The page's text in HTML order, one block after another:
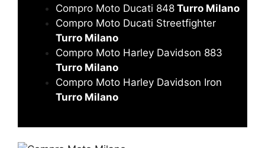
Compro Moto Ducati 848 Turro Milano
Compro Moto Ducati Streetfighter
Turro Milano
Compro Moto Harley Davidson 883
Turro Milano
Compro Moto Harley Davidson Iron
Turro Milano